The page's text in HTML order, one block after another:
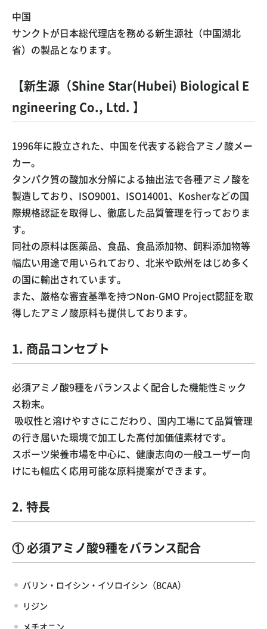
中国
サンクトが日本総代理店を務める新生源社（中国湖北
省）の製品となります。
【新生源（Shine Star(Hubei) Biological E
ngineering Co., Ltd. 】
1996年に設立された、中国を代表する総合アミノ酸メー
カー。
タンパク質の酸加水分解による抽出法で各種アミノ酸を
製造しており、ISO9001、ISO14001、Kosherなどの国
際規格認証を取得し、徹底した品質管理を行っておりま
す。
同社の原料は医薬品、食品、食品添加物、飼料添加物等
幅広い用途で用いられており、北米や欧州をはじめ多く
の国に輸出されています。
また、厳格な審査基準を持つNon-GMO Project認証を取
得したアミノ酸原料も提供しております。
1. 商品コンセプト
必須アミノ酸9種をバランスよく配合した機能性ミック
ス粉末。
吸収性と溶けやすさにこだわり、国内工場にて品質管理
の行き届いた環境で加工した高付加価値素材です。
スポーツ栄養市場を中心に、健康志向の一般ユーザー向
けにも幅広く応用可能な原料提案ができます。
2. 特長
① 必須アミノ酸9種をバランス配合
バリン・ロイシン・イソロイシン（BCAA）
リジン
メチオニン